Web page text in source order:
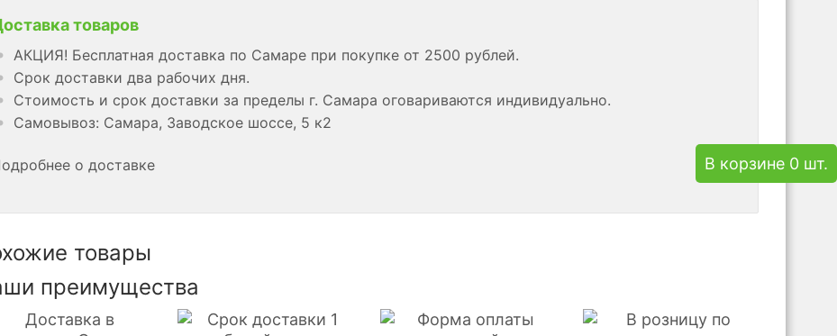
В корзине 0 шт.
товаров
АКЦИЯ! Бесплатная доставка по Самаре при покупке от 2500 рублей.
Срок доставки два рабочих дня.
Стоимость и срок доставки за пределы г. Самара оговариваются индивидуально.
Самовывоз: Самара, Заводское шоссе, 5 к2
о доставке
товары
преимущества